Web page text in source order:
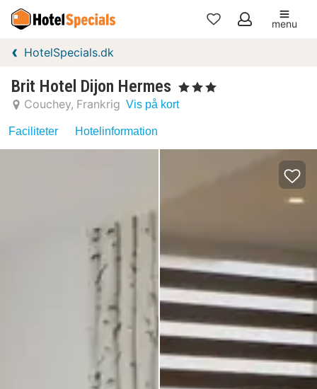
Mine
menu
HotelSpecials.dk
Brit Hotel Dijon Hermes , 3 Stjerner
Couchey Frankrig Vis på kort
Faciliteter Hotelinformation